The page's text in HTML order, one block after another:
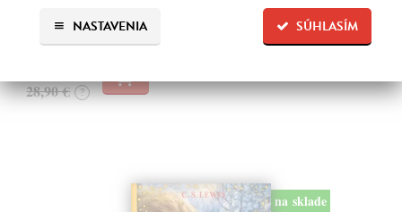
SÚHLASÍM
NASTAVENIA
Na sklade ?
28,90 € ?
na sklade